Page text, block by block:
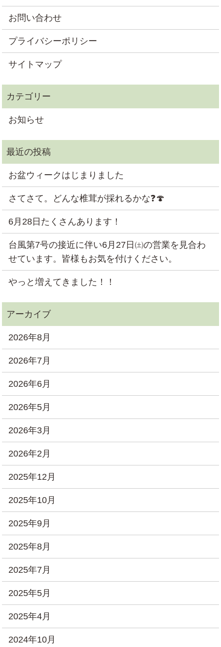
お問い合わせ
プライバシーポリシー
サイトマップ
お知らせ
お盆ウィークはじまりました
さてさて。どんな椎茸が採れるかな❓🍄
6月28日たくさんあります！
台風第7号の接近に伴い6月27日㈯の営業を見合わ
せています。皆様もお気を付けください。
やっと増えてきました！！
2026年8月
2026年7月
2026年6月
2026年5月
2026年3月
2026年2月
2025年12月
2025年10月
2025年9月
2025年8月
2025年7月
2025年5月
2025年4月
2024年10月